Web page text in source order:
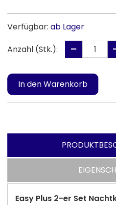
Verfügbar: ab Lager
Anzahl (Stk.):
Easy Plus 2-er Set